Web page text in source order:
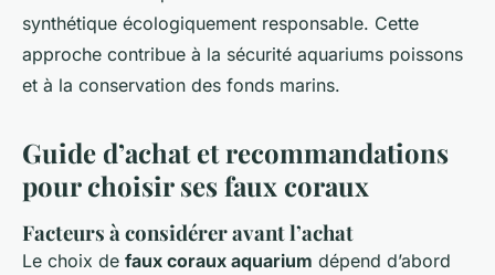
synthétique écologiquement responsable. Cette
approche contribue à la sécurité aquariums poissons
et à la conservation des fonds marins.
Guide d’achat et recommandations
pour choisir ses faux coraux
Facteurs à considérer avant l’achat
Le choix de faux coraux aquarium dépend d’abord